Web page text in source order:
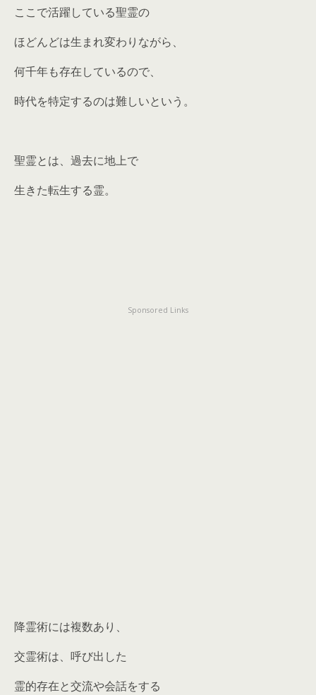
ここで活躍している聖霊の
ほどんどは生まれ変わりながら、
何千年も存在しているので、
時代を特定するのは難しいという。
聖霊とは、過去に地上で
生きた転生する霊。
Sponsored Links
降霊術には複数あり、
交霊術は、呼び出した
霊的存在と交流や会話をする